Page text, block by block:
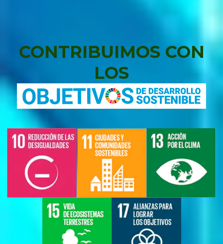
CONTRIBUIMOS CON
LOS